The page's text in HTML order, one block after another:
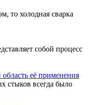
то холодная сварка
собой процесс
её применения
стыков всегда было